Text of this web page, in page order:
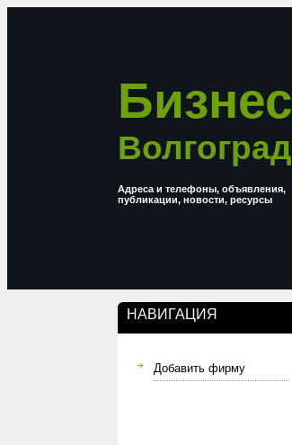
Бизнес
Волгоград
Адреса и телефоны, объявления,
публикации, новости, ресурсы
НАВИГАЦИЯ
Добавить фирму